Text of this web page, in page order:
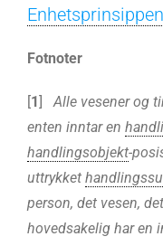
Fotnoter
[1]Alle vesener og
enten inntar en
handlingsobjekt-
uttrykket
person, det vesen,
hovedsakelig har en